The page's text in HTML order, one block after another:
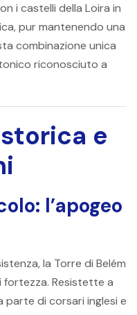
i castelli della Loira in
pur mantenendo una
combinazione unica
riconosciuto a
e
l’apogeo
la Torre di Belém
fortezza. Resistette a
di corsari inglesi e